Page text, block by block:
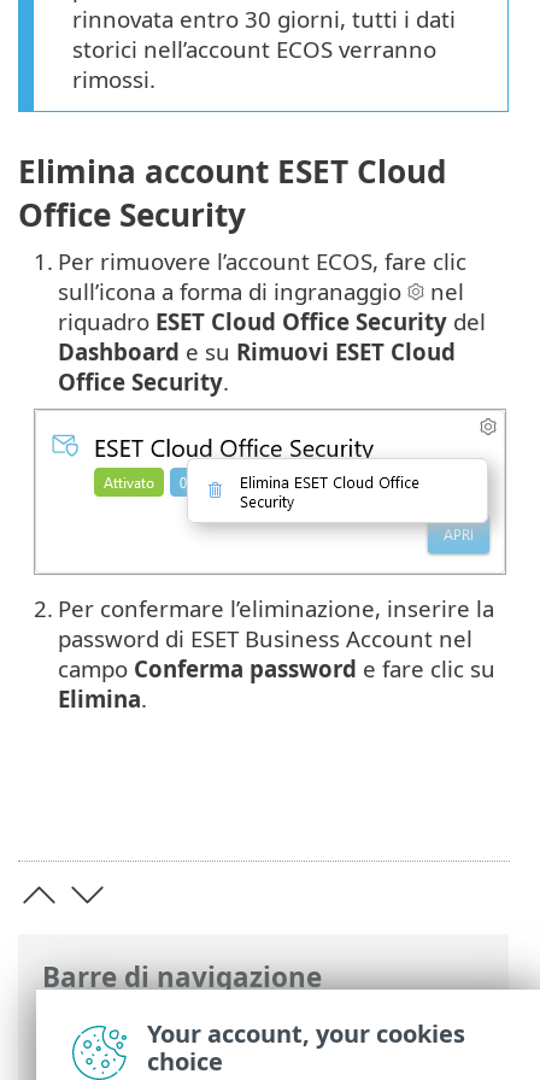
Barre di navigazione
Guida online ESET>ESET Business
Account >Utilizzo di ESET Business
rinnovata entro 30 giorni, tutti i dati
storici nell’account ECOS verranno
rimossi.
Elimina account ESET Cloud
Office Security
1. Per rimuovere l’account ECOS, fare clic
sull’icona a forma di ingranaggio
nel
riquadro ESET Cloud Office Security del
Dashboard e su Rimuovi ESET Cloud
Office Security.
2. Per confermare l’eliminazione, inserire la
password di ESET Business Account nel
campo Conferma password e fare clic su
Elimina.
Your account, your cookies
choice